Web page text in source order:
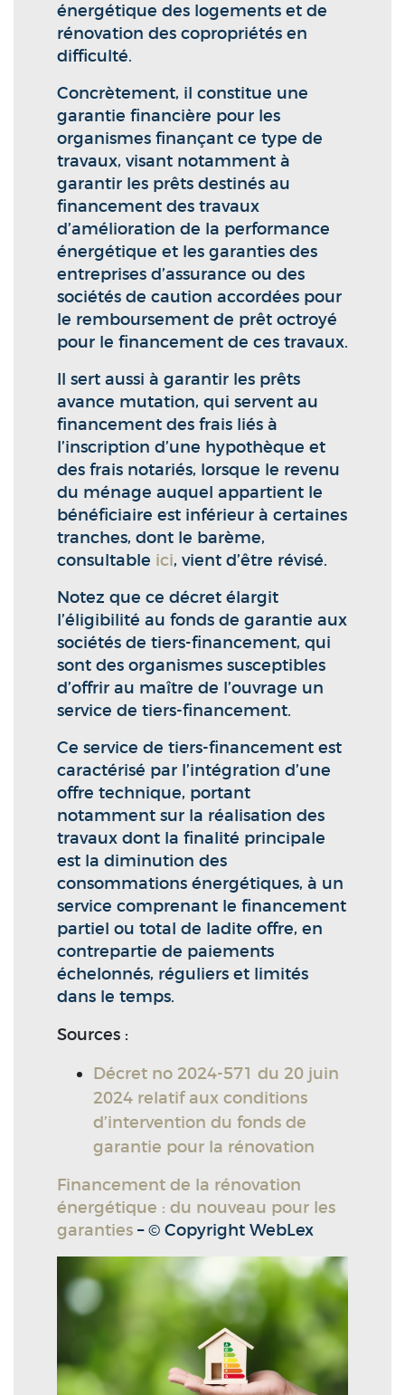
énergétique des logements et de
rénovation des copropriétés en
difficulté.
Concrètement, il constitue une
garantie financière pour les
organismes finançant ce type de
travaux, visant notamment à
garantir les prêts destinés au
financement des travaux
d’amélioration de la performance
énergétique et les garanties des
entreprises d’assurance ou des
sociétés de caution accordées pour
le remboursement de prêt octroyé
pour le financement de ces travaux.
Il sert aussi à garantir les prêts
avance mutation, qui servent au
financement des frais liés à
l’inscription d’une hypothèque et
des frais notariés, lorsque le revenu
du ménage auquel appartient le
bénéficiaire est inférieur à certaines
tranches, dont le barème,
consultable ici, vient d’être révisé.
Notez que ce décret élargit
l’éligibilité au fonds de garantie aux
sociétés de tiers-financement, qui
sont des organismes susceptibles
d’offrir au maître de l’ouvrage un
service de tiers-financement.
Ce service de tiers-financement est
caractérisé par l’intégration d’une
offre technique, portant
notamment sur la réalisation des
travaux dont la finalité principale
est la diminution des
consommations énergétiques, à un
service comprenant le financement
partiel ou total de ladite offre, en
contrepartie de paiements
échelonnés, réguliers et limités
dans le temps.
Sources :
Décret no 2024-571 du 20 juin
2024 relatif aux conditions
d’intervention du fonds de
garantie pour la rénovation
Financement de la rénovation
énergétique : du nouveau pour les
garanties – © Copyright WebLex